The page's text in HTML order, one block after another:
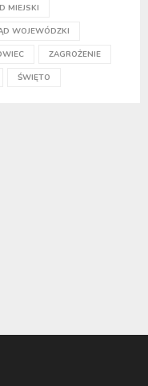
MIEJSKI
WOJEWÓDZKI
ZAGROŻENIE
ŚWIĘTO